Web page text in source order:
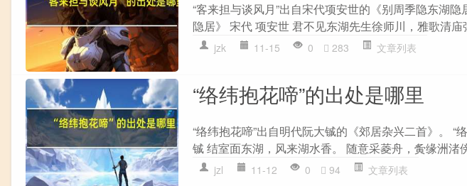
“客来担与谈风月”出自宋代项安世的《别周季隐东湖
隐居》 宋代 项安世 君不见东湖先生徐师川，雅歌清庙
jzk 11-15 0 283 文章列表
“络纬抱花啼”的出处是哪里
“络纬抱花啼”出自明代阮大铖的《郊居杂兴二首》。 “
铖 结室面东湖，风来湖水香。 随意采菱舟，夤缘洲渚
jzl 11-12 0 94 文章列表